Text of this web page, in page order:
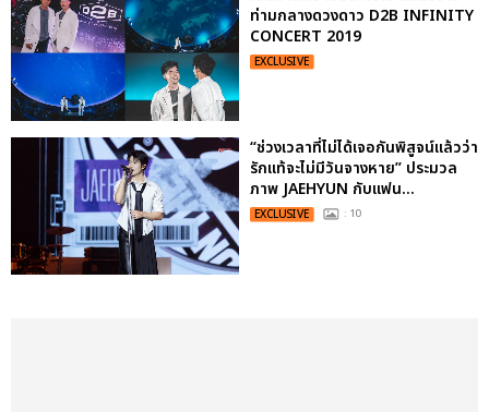
ท่ามกลางดวงดาว D2B INFINITY
CONCERT 2019
EXCLUSIVE
“ช่วงเวลาที่ไม่ได้เจอกันพิสูจน์แล้วว่า
รักแท้จะไม่มีวันจางหาย” ประมวล
ภาพ JAEHYUN กับแฟน...
EXCLUSIVE : 10